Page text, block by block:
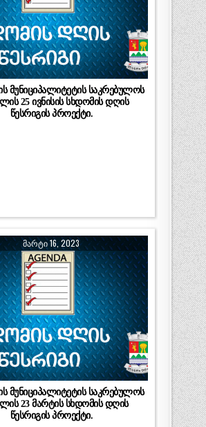
მუნიციპალიტეტის საკრებულოს
25 ივნისის სხდომის დღის
წესრიგის პროექტი.
ᲛᲐᲠᲢᲘ 16, 2023
მუნიციპალიტეტის საკრებულოს
23 მარტის სხდომის დღის
წესრიგის პროექტი.